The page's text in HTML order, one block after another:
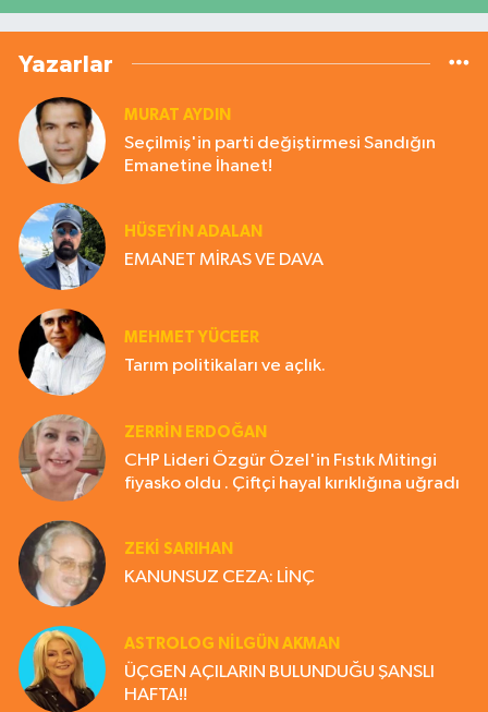
Yazarlar
MURAT AYDIN
Seçilmiş'in parti değiştirmesi Sandığın
Emanetine İhanet!
HÜSEYIN ADALAN
EMANET MİRAS VE DAVA
MEHMET YÜCEER
Tarım politikaları ve açlık.
ZERRIN ERDOĞAN
CHP Lideri Özgür Özel'in Fıstık Mitingi
fiyasko oldu . Çiftçi hayal kırıklığına uğradı
ZEKI SARIHAN
KANUNSUZ CEZA: LİNÇ
ASTROLOG NILGÜN AKMAN
ÜÇGEN AÇILARIN BULUNDUĞU ŞANSLI
HAFTA!!